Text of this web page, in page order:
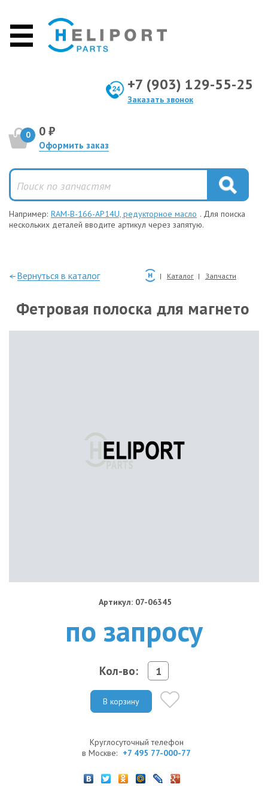
+7 (903) 129-55-25
Заказать звонок
0 0 ₽
Оформить заказ
Например: RAM-B-166-AP14U, редукторное масло . Для поиска
нескольких деталей вводите артикул через запятую.
—Вернуться в каталог Каталог Запчасти
Фетровая полоска для магнето
Артикул: 07-06345
по запросу
Кол-во:
В корзину
Круглосуточный телефон
в Москве: +7 495 77-000-77